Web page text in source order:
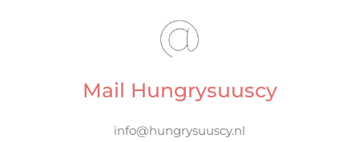
Mail Hungrysuuscy
info@hungrysuuscy.nl